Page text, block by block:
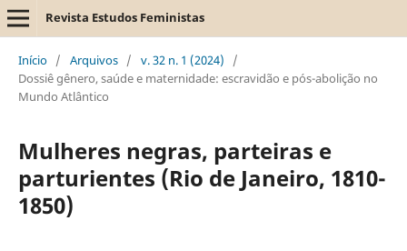
Revista Estudos Feministas
Início / Arquivos / v. 32 n. 1 (2024)
/
Dossiê gênero, saúde e maternidade: escravidão e pós-abolição no
Mundo Atlântico
Mulheres negras, parteiras e
parturientes (Rio de Janeiro, 1810-
1850)